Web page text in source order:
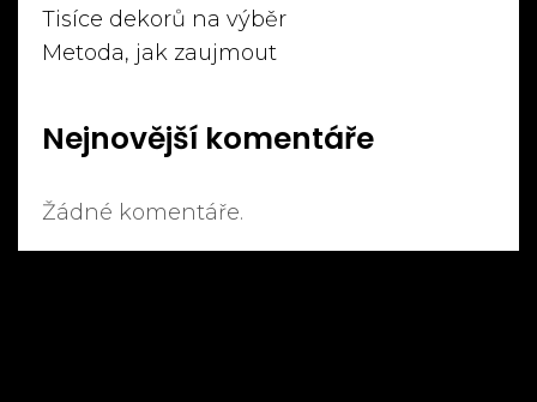
Tisíce dekorů na výběr
Metoda, jak zaujmout
Nejnovější komentáře
Žádné komentáře.